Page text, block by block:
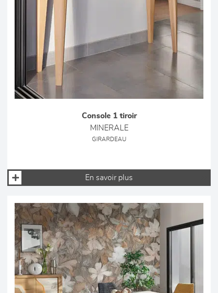
Console 1 tiroir
MINERALE
GIRARDEAU
En savoir plus